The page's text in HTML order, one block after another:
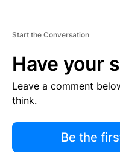
Start the Conversation
Have your
Leave a comment
think.
Be the